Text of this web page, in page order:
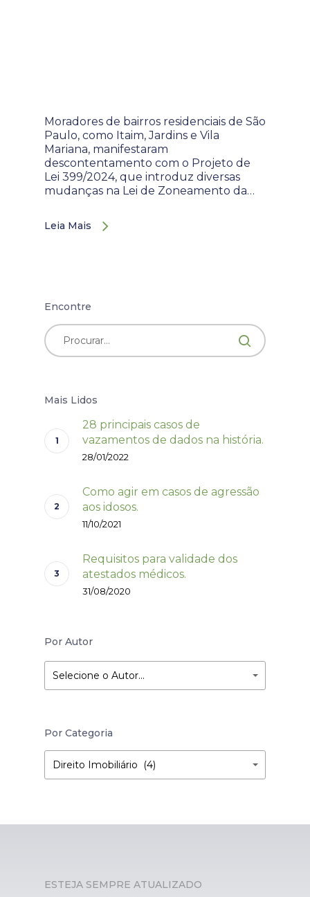
Moradores de bairros residenciais de São
Paulo, como Itaim, Jardins e Vila
Mariana, manifestaram
descontentamento com o Projeto de
Lei 399/2024, que introduz diversas
mudanças na Lei de Zoneamento da…
Leia Mais
Encontre
Mais Lidos
28 principais casos de
vazamentos de dados na história.
28/01/2022
Como agir em casos de agressão
aos idosos.
11/10/2021
Requisitos para validade dos
atestados médicos.
31/08/2020
Por Autor
Selecione o Autor…
Por Categoria
Por
Categoria
Direito Imobiliário (4)
Categoria
ESTEJA SEMPRE ATUALIZADO